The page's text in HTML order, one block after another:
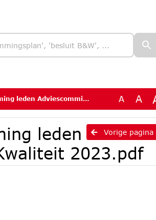
Ruimtelijke Kwaliteit 2023.pdf A A
Vorige pagina
leden
2023.pdf